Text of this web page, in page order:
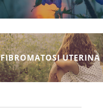
FIBROMATOSI UTERINA